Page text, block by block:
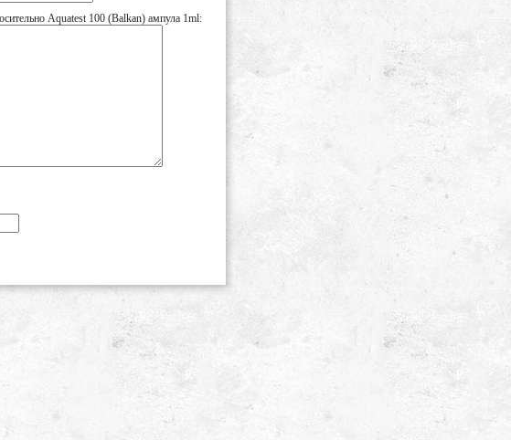
Aquatest 100 (Balkan) ампула 1ml: